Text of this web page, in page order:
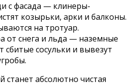
с фасада — клинеры-
козырьки, арки и балконы.
на тротуар.
от снега и льда — наземные
сбитые сосульки и вывезут
станет абсолютно чистая